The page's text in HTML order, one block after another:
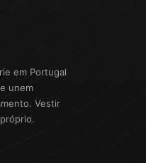
em Portugal
unem
Vestir